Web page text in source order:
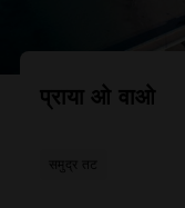
प्राया ओ वाओ
समुद्र तट